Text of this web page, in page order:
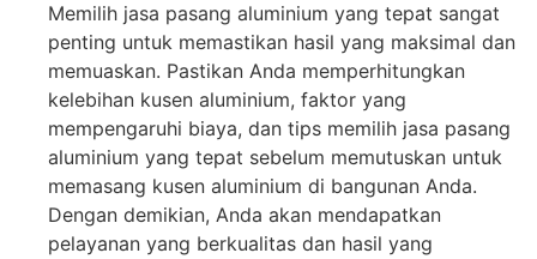
Memilih jasa pasang aluminium yang tepat sangat
penting untuk memastikan hasil yang maksimal dan
memuaskan. Pastikan Anda memperhitungkan
kelebihan kusen aluminium, faktor yang
mempengaruhi biaya, dan tips memilih jasa pasang
aluminium yang tepat sebelum memutuskan untuk
memasang kusen aluminium di bangunan Anda.
Dengan demikian, Anda akan mendapatkan
pelayanan yang berkualitas dan hasil yang